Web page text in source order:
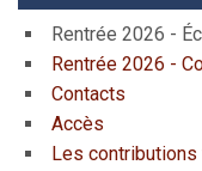
Rentrée 2026 -
Rentrée 2026 -
Contacts
Accès
Les